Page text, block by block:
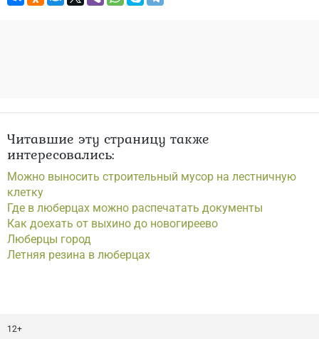
Читавшие эту страницу также
интересовались:
Можно выносить строительный мусор на лестничную
клетку
Где в люберцах можно распечатать документы
Как доехать от выхино до новогиреево
Люберцы город
Летняя резина в люберцах
12+